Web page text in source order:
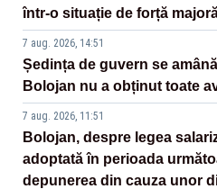
într-o situație de forță
7 aug. 2026, 14:51
Ședința de guvern se
Bolojan nu a obținut toate
7 aug. 2026, 11:51
Bolojan, despre legea
adoptată în perioada
depunerea din cauza unor